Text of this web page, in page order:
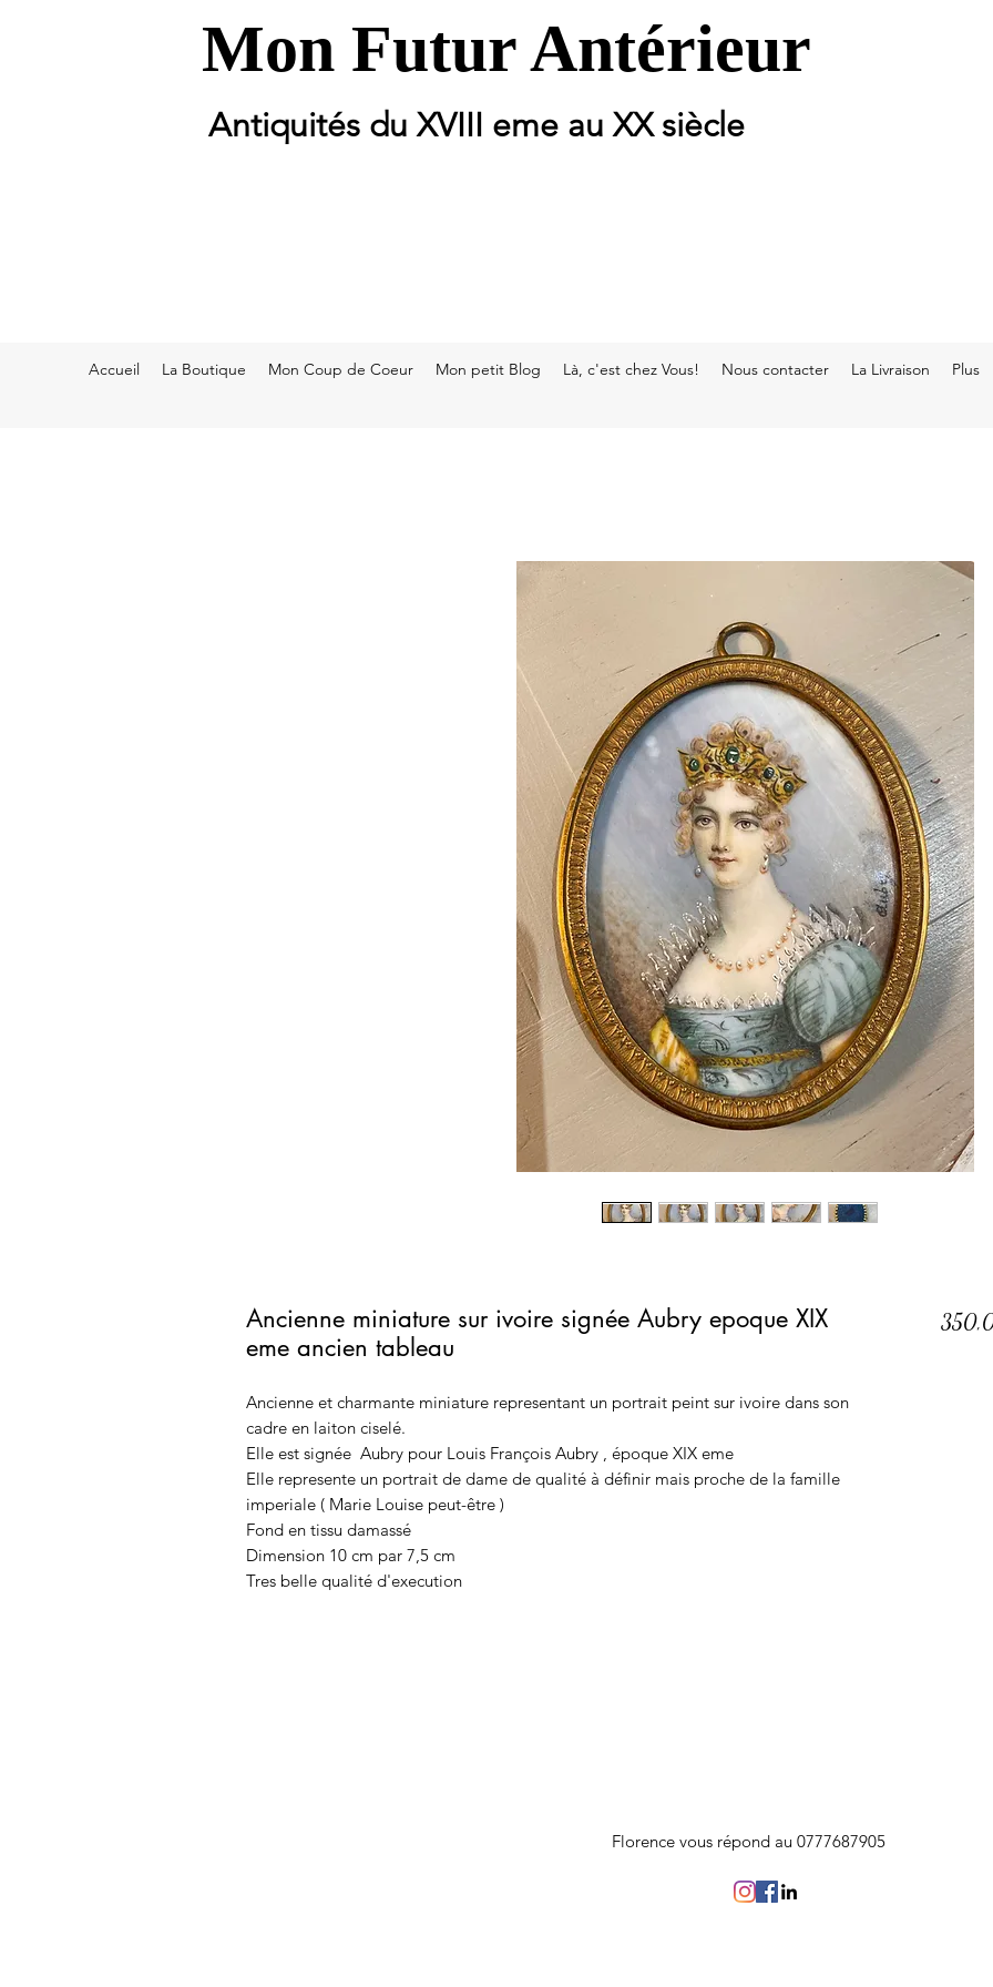
Mon Futur Antérieur
Antiquités du XVIII eme au XX siècle
Accueil La Boutique Mon Coup de Coeur Mon petit Blog Là, c'est chez Vous! Nous contacter La Livraison Plus
Ancienne miniature sur ivoire signée Aubry epoque XIX
eme ancien tableau
Ancienne et charmante miniature representant un portrait peint sur ivoire dans son
cadre en laiton ciselé.
Elle est signée Aubry pour Louis François Aubry , époque XIX eme
Elle represente un portrait de dame de qualité à définir mais proche de la famille
imperiale ( Marie Louise peut-être )
Fond en tissu damassé
Dimension 10 cm par 7,5 cm
Tres belle qualité d'execution
Florence vous répond au 0777687905